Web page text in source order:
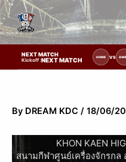
Skip
to
content
NEXT MATCH
Kickoff :NEXT MATCH HOME VS
ยการแข่งขัน | รอระบุวันแข่งขัน | รอข้อมูลทีมแข่
By DREAM KDC / 18/06/
KHON KAEN